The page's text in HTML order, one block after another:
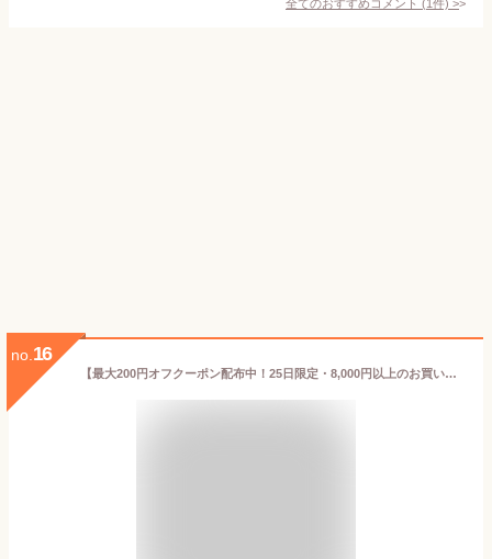
全てのおすすめコメント (1 件) >
no. 16
【最大200円オフクーポン配布中！25日限定・8,000円以上のお買い物で利用可】東京ブルース ゴールデンエール 330ml×6本 / TOKYO BLUES Golden Ale 父親 誕生日 プレゼント 父の日 ギフト